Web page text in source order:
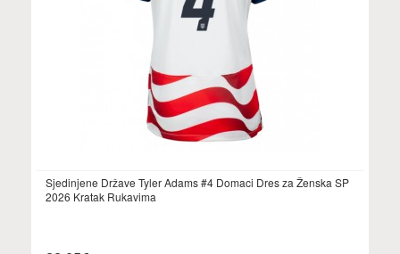
Sjedinjene Države Tyler Adams #4 Domaci Dres za Ženska SP
2026 Kratak Rukavima